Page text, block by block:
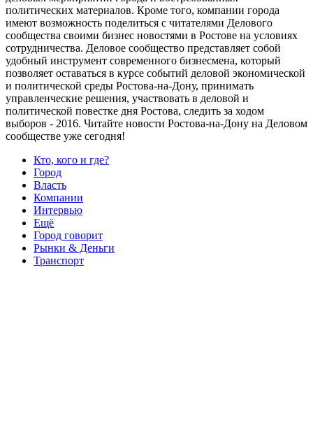
политических материалов. Кроме того, компании города
имеют возможность поделиться с читателями Делового
сообщества своими бизнес новостями в Ростове на условиях
сотрудничества. Деловое сообщество представляет собой
удобный инструмент современного бизнесмена, который
позволяет оставаться в курсе событий деловой экономической
и политической среды Ростова-на-Дону, принимать
управленческие решения, участвовать в деловой и
политической повестке дня Ростова, следить за ходом
выборов - 2016. Читайте новости Ростова-на-Дону на Деловом
сообществе уже сегодня!
Кто, кого и где?
Город
Власть
Компании
Интервью
Ещё
Город говорит
Рынки & Деньги
Транспорт